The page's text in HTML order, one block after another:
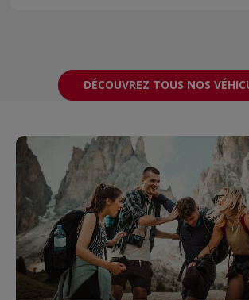
DÉCOUVREZ TOUS NOS